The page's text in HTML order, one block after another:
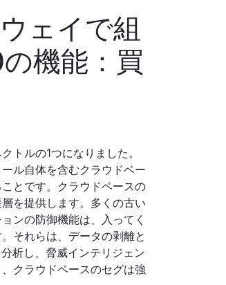
ェイで組
機能：買
トルの1つになりました。
ル自体を含むクラウドベー
とです。クラウドベースの
を提供します。多くの古い
ンの防御機能は、入ってく
それらは、データの剥離と
析し、脅威インテリジェン
クラウドベースのセグは強